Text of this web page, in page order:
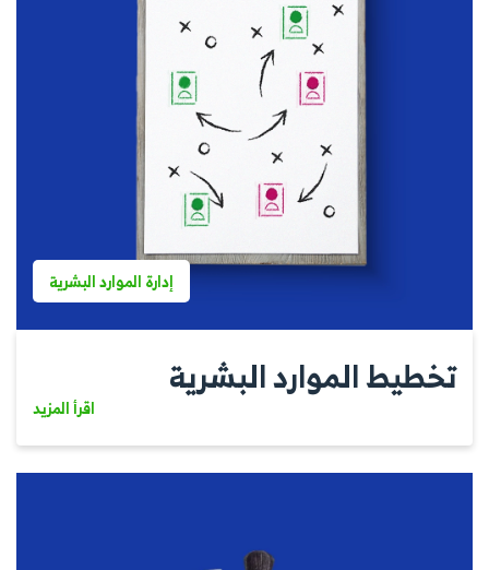
إدارة الموارد البشرية
تخطيط الموارد البشرية
اقرأ المزيد